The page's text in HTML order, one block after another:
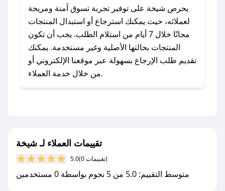
### كيف تحصل على كوبونات خصم حصرية من
شيخة؟
للحصول على كوبونات وخصومات حصرية، قم بما
يلي:
- اضغط على أيقونة متابعة لمتجر شيخة في تطبيق
صحصح.
مع صحصح، تسوق بذكاء ووفّر على كل مشترياتك مع
يحرص شيخة على توفير تجربة تسوق آمنة ومريحة
لعملائه، حيث يمكنك استرجاع أو استبدال المنتجات
مجانًا خلال 7 أيام من استلام الطلب. يجب أن تكون
المنتجات بحالتها الأصلية وغير مستخدمة. يمكنك
تقديم طلب الإرجاع بسهولة عبر موقعنا الإلكتروني أو
من خلال خدمة العملاء.
تقييمات العملاء لـ شيخة
5.0 (0 تقييمات)
متوسط التقييم: 5.0 من 5 نجوم بواسطة 0 مستخدمين